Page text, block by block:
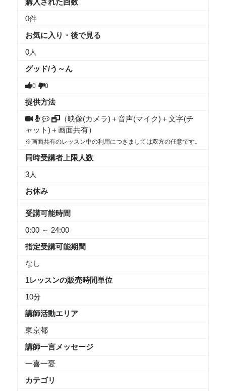
0件
お気に入り・後で見る
0人
グッド/う～ん
0 0
提供方法
（映像(カメラ)＋音声(マイク)＋文字(チ
ャット)＋画面共有）
※画面共有のレッスン中の利用につきましては双方の任意です。
同時受講者上限人数
3人
お休み
受講可能時間
0:00 ～ 24:00
指定受講可能期間
なし
1レッスンの販売時間単位
10分
講師活動エリア
東京都
講師一言メッセージ
一喜一憂
カテゴリ